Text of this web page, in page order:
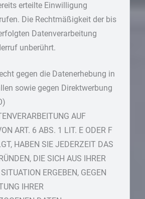
erteilte Einwilligung
Die Rechtmäßigkeit der bis
Datenverarbeitung
unberührt.
gegen die Datenerhebung in
sowie gegen Direktwerbung
AUF
ART. 6 ABS. 1 LIT. E ODER F
HABEN SIE JEDERZEIT DAS
DIE SICH AUS IHRER
ERGEBEN, GEGEN
IHRER